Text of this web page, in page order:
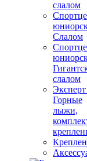
слалом
Слалом
слалом
Горные
лыжи,